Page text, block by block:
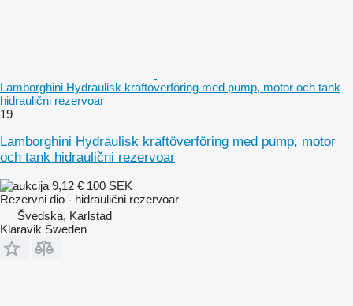
Lamborghini Hydraulisk kraftöverföring med pump, motor och tank
hidraulični rezervoar
19
Lamborghini Hydraulisk kraftöverföring med pump, motor
och tank hidraulični rezervoar
9,12 € 100 SEK
Rezervni dio - hidraulični rezervoar
Švedska, Karlstad
Klaravik Sweden